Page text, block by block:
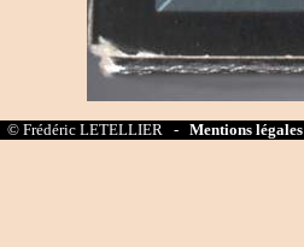
© Frédéric LETELLIER - Mentions légales